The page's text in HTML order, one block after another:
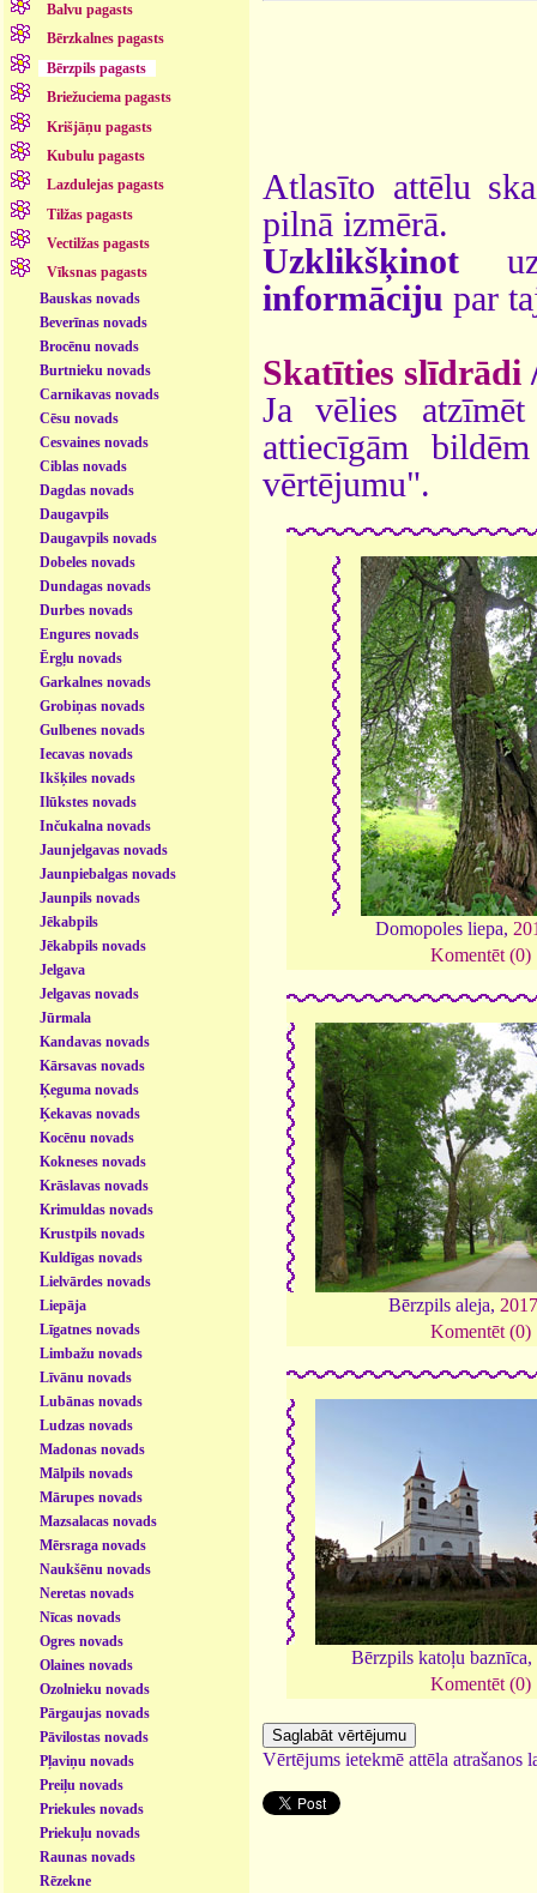
Balvu pagasts
Bērzkalnes pagasts
Bērzpils pagasts
Briežuciema pagasts
Krišjāņu pagasts
Kubulu pagasts
Lazdulejas pagasts
Tilžas pagasts
Vectilžas pagasts
Vīksnas pagasts
Bauskas novads
Beverīnas novads
Brocēnu novads
Burtnieku novads
Carnikavas novads
Cēsu novads
Cesvaines novads
Ciblas novads
Dagdas novads
Daugavpils
Daugavpils novads
Dobeles novads
Dundagas novads
Durbes novads
Engures novads
Ērgļu novads
Garkalnes novads
Grobiņas novads
Gulbenes novads
Iecavas novads
Ikšķiles novads
Ilūkstes novads
Inčukalna novads
Jaunjelgavas novads
Jaunpiebalgas novads
Jaunpils novads
Jēkabpils
Jēkabpils novads
Jelgava
Jelgavas novads
Jūrmala
Kandavas novads
Kārsavas novads
Ķeguma novads
Ķekavas novads
Kocēnu novads
Kokneses novads
Krāslavas novads
Krimuldas novads
Krustpils novads
Kuldīgas novads
Lielvārdes novads
Liepāja
Līgatnes novads
Limbažu novads
Līvānu novads
Lubānas novads
Ludzas novads
Madonas novads
Mālpils novads
Mārupes novads
Mazsalacas novads
Mērsraga novads
Naukšēnu novads
Neretas novads
Nīcas novads
Ogres novads
Olaines novads
Ozolnieku novads
Pārgaujas novads
Pāvilostas novads
Pļaviņu novads
Preiļu novads
Priekules novads
Priekuļu novads
Raunas novads
Rēzekne
Atlasīto attēlu
pilnā izmērā.
Uzklikšķinot
informāciju par
Skatīties slīdrādi
Ja vēlies
attiecīgām
vērtējumu".
Domopoles liepa,
Komentēt (0)
Bērzpils aleja,
Komentēt (0)
Bērzpils katoļu baznīca,
Komentēt (0)
Vērtējums ietekmē attēla atrašanos